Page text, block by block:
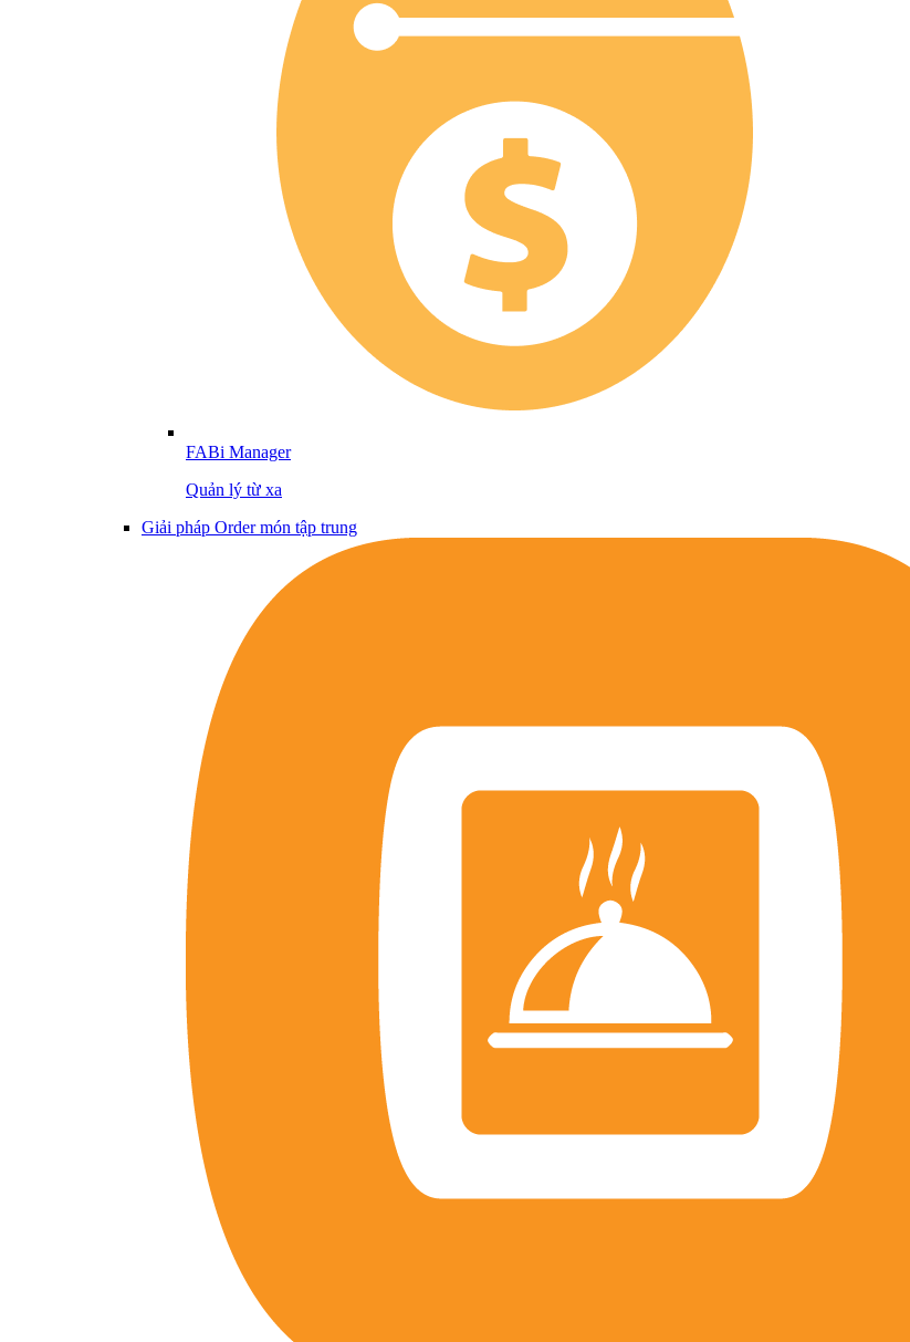
FABi Manager
Quản lý từ xa
Giải pháp Order món tập trung